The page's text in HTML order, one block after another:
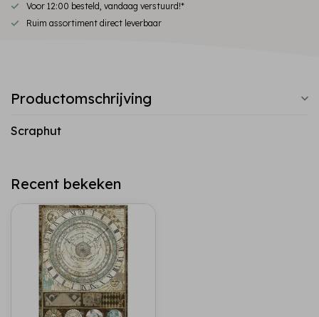
Voor 12:00 besteld, vandaag verstuurd!*
Ruim assortiment direct leverbaar
Productomschrijving
Scraphut
Recent bekeken